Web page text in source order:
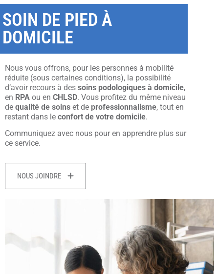
SOIN DE PIED À
DOMICILE
Nous vous offrons, pour les personnes à mobilité
réduite (sous certaines conditions), la possibilité
d’avoir recours à des soins podologiques à domicile,
en RPA ou en CHLSD. Vous profitez du même niveau
de qualité de soins et de professionnalisme, tout en
restant dans le confort de votre domicile.
Communiquez avec nous pour en apprendre plus sur
ce service.
NOUS JOINDRE